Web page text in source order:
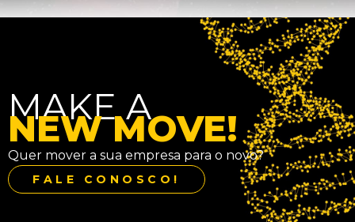
MAKE A
NEW MOVE!
Quer mover a sua empresa para o novo?
FALE CONOSCO!